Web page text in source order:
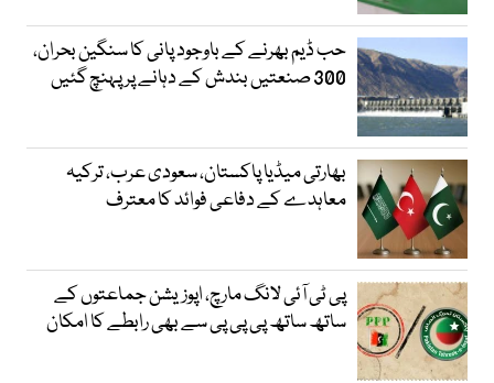
حب ڈیم بھرنے کے باوجود پانی کا سنگین بحران،
300 صنعتیں بندش کے دہانے پر پہنچ گئیں
بھارتی میڈیا پاکستان، سعودی عرب، ترکیہ
معاہدے کے دفاعی فوائد کا معترف
پی ٹی آئی لانگ مارچ، اپوزیشن جماعتوں کے
ساتھ ساتھ پی پی پی سے بھی رابطے کا امکان